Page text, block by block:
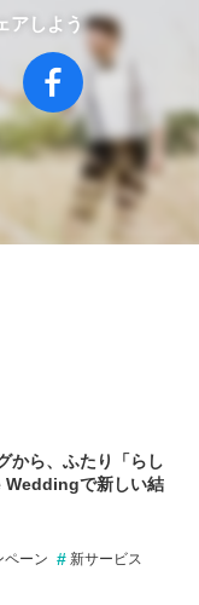
アしよう
から、ふたり「らし
Weddingで新しい結
ペーン 新サービス